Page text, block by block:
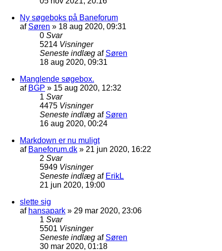
Ny søgeboks på Baneforum
af Søren » 18 aug 2020, 09:31
0 Svar
5214 Visninger
Seneste indlæg af Søren
18 aug 2020, 09:31
Manglende søgebox.
af BGP » 15 aug 2020, 12:32
1 Svar
4475 Visninger
Seneste indlæg af Søren
16 aug 2020, 00:24
Markdown er nu muligt
af Baneforum.dk » 21 jun 2020, 16:22
2 Svar
5949 Visninger
Seneste indlæg af ErikL
21 jun 2020, 19:00
slette sig
af hansapark » 29 mar 2020, 23:06
1 Svar
5501 Visninger
Seneste indlæg af Søren
30 mar 2020, 01:18